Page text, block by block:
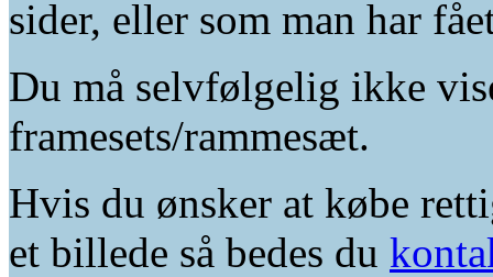
sider, eller som man har
Du må selvfølgelig ikke
framesets/rammesæt.
Hvis du ønsker at købe
et billede så bedes du